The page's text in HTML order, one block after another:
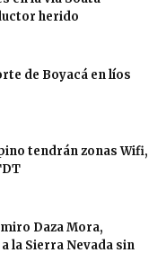
herido
de Boyacá en líos
tendrán zonas Wifi,
Daza Mora,
la Sierra Nevada sin